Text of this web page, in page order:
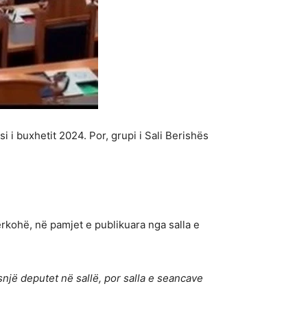
i buxhetit 2024. Por, grupi i Sali Berishës
në pamjet e publikuara nga salla e
deputet në sallë, por salla e seancave